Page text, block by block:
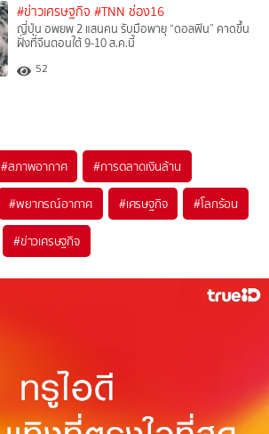
#ข่าวเศรษฐกิจ #TNN ช่อง16
ญี่ปุ่น อพยพ 2 แสนคน รับมือพายุ “ดอลฟิน” คาดขึ้น
ฝั่งที่จีนตอนใต้ 9-10 ส.ค.นี้
52
#สภาพอากาศ #การตลาดเงินล้าน
#พยากรณ์อากาศ #เศรษฐกิจ #โลกร้อน
#ข่าวเศรษฐกิจ